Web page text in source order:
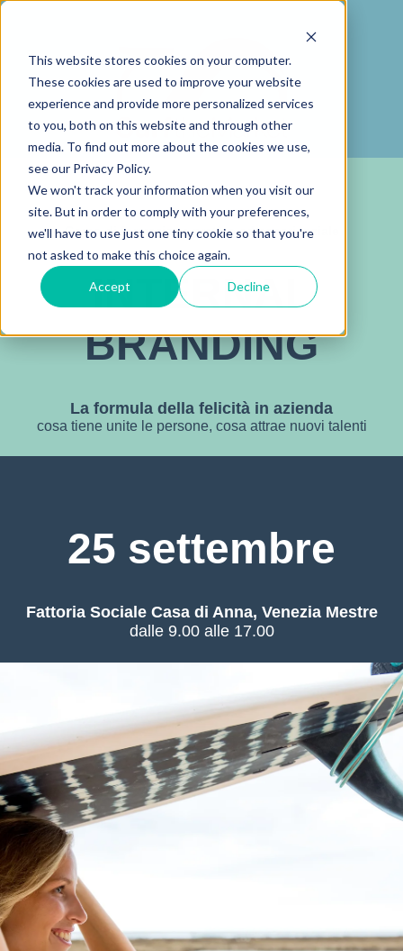
This website stores cookies on your computer.
These cookies are used to improve your website
experience and provide more personalized services
to you, both on this website and through other
media. To find out more about the cookies we use,
see our Privacy Policy.
We won't track your information when you visit our
site. But in order to comply with your preferences,
we'll have to use just one tiny cookie so that you're
not asked to make this choice again.
Accept Decline
Corso di formazione pratico ed esperienziale
INTERNAL
BRANDING
La formula della felicità in azienda
cosa tiene unite le persone, cosa attrae nuovi talenti
25 settembre
Fattoria Sociale Casa di Anna, Venezia Mestre
dalle 9.00 alle 17.00